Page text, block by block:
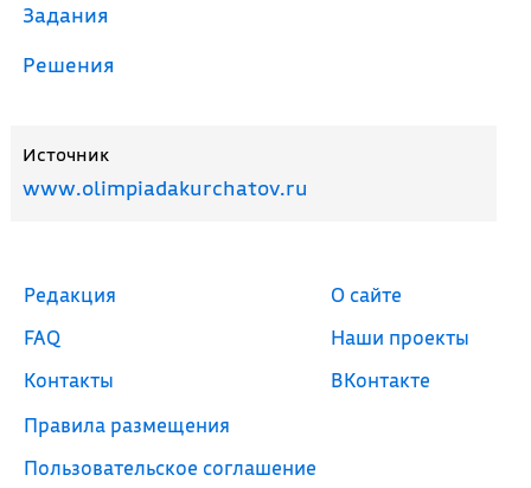
Задания
Решения
Источник
www.olimpiadakurchatov.ru
Редакция
FAQ
Контакты
Правила размещения
Пользовательское соглашение
О сайте
Наши проекты
ВКонтакте